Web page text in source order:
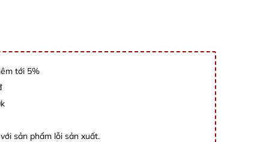
tới 5%
sản phẩm lỗi sản xuất.